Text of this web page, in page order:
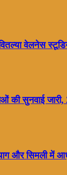
वेलनेस
की सुनवाई
और सिमली में